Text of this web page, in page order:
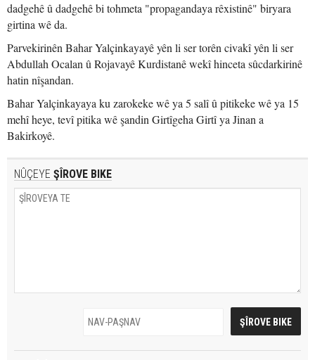
dadgehê û dadgehê bi tohmeta "propagandaya rêxistinê" biryara
girtina wê da.
Parvekirinên Bahar Yalçinkayayê yên li ser torên civakî yên li ser
Abdullah Ocalan û Rojavayê Kurdistanê wekî hinceta sûcdarkirinê
hatin nîşandan.
Bahar Yalçinkayaya ku zarokeke wê ya 5 salî û pitikeke wê ya 15
mehî heye, tevî pitika wê şandin Girtîgeha Girtî ya Jinan a
Bakirkoyê.
NÛÇEYE ŞÎROVE BIKE